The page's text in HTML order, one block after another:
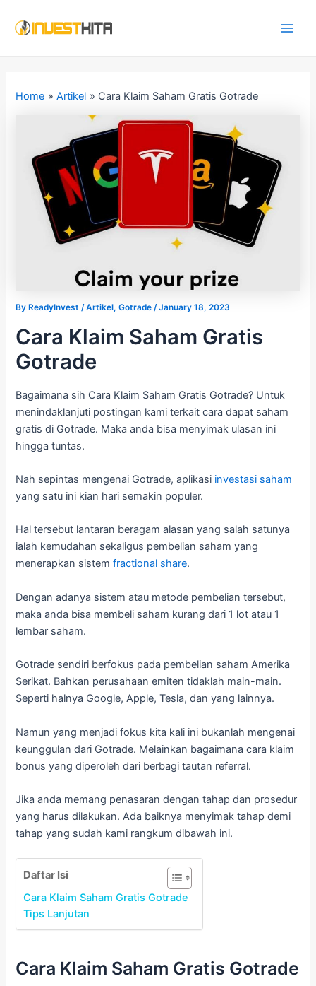
Home Artikel Cara Klaim Saham Gratis Gotrade
By ReadyInvest/Artikel,Gotrade /January 18, 2023
Cara Klaim Saham Gratis
Gotrade
Bagaimana sih Cara Klaim Saham Gratis Gotrade? Untuk
menindaklanjuti postingan kami terkait cara dapat saham
gratis di Gotrade. Maka anda bisa menyimak ulasan ini
hingga tuntas.
Nah sepintas mengenai Gotrade, aplikasi investasi saham
yang satu ini kian hari semakin populer.
Hal tersebut lantaran beragam alasan yang salah satunya
ialah kemudahan sekaligus pembelian saham yang
menerapkan sistemfractional share.
Dengan adanya sistem atau metode pembelian tersebut,
maka anda bisa membeli saham kurang dari 1 lot atau 1
lembar saham.
Gotrade sendiri berfokus pada pembelian saham Amerika
Serikat. Bahkan perusahaan emiten tidaklah main-main.
Seperti halnya Google, Apple, Tesla, dan yang lainnya.
Namun yang menjadi fokus kita kali ini bukanlah mengenai
keunggulan dari Gotrade. Melainkan bagaimana cara klaim
bonus yang diperoleh dari berbagi tautan referral.
Jika anda memang penasaran dengan tahap dan prosedur
yang harus dilakukan. Ada baiknya menyimak tahap demi
tahap yang sudah kami rangkum dibawah ini.
Daftar Isi
Cara Klaim Saham Gratis Gotrade
Tips Lanjutan
Cara Klaim Saham Gratis Gotrade
navigation